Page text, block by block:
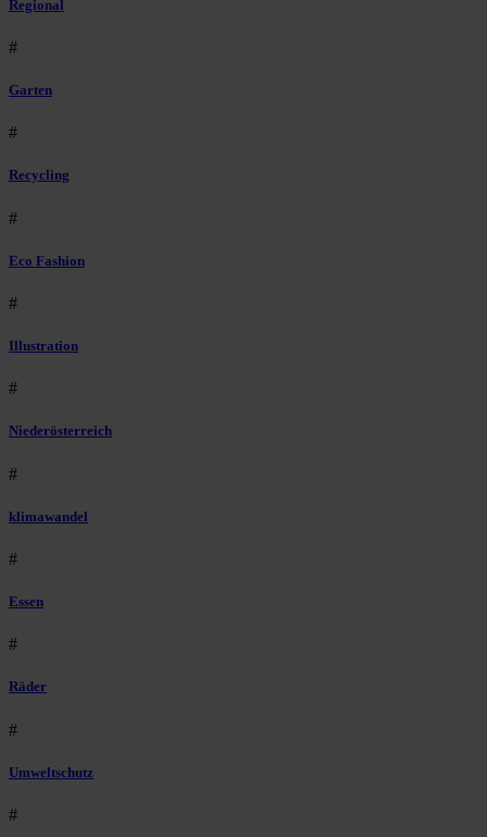
Regional
#
Garten
#
Recycling
#
Eco Fashion
#
Illustration
#
Niederösterreich
#
klimawandel
#
Essen
#
Räder
#
Umweltschutz
#